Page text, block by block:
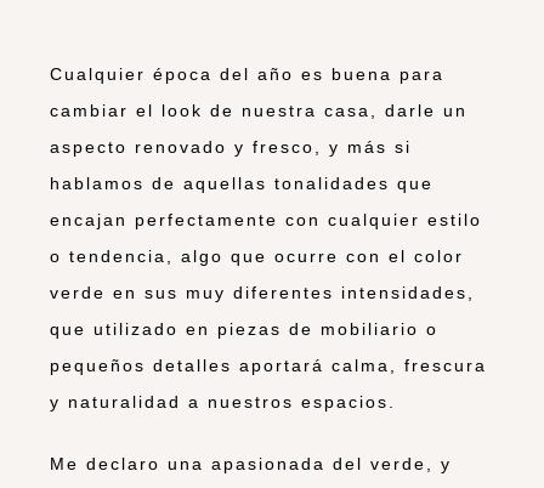
Cualquier época del año es buena para
cambiar el look de nuestra casa, darle un
aspecto renovado y fresco, y más si
hablamos de aquellas tonalidades que
encajan perfectamente con cualquier estilo
o tendencia, algo que ocurre con el color
verde en sus muy diferentes intensidades,
que utilizado en piezas de mobiliario o
pequeños detalles aportará calma, frescura
y naturalidad a nuestros espacios.
Me declaro una apasionada del verde, y